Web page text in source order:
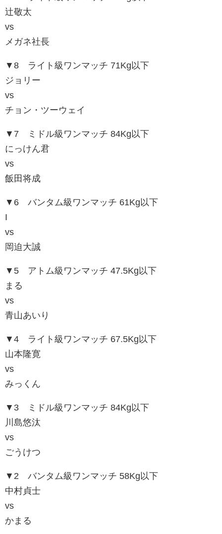
辻敬太
vs
メガネ社長
▼8 ライト級ワンマッチ 71Kg以下
ジョリー
vs
チョン・ツーウェイ
▼7 ミドル級ワンマッチ 84Kg以下
にっけん君
vs
飯田将成
▼6 バンタム級ワンマッチ 61Kg以下
I
vs
岡迫大誠
▼5 アトム級ワンマッチ 47.5Kg以下
まる
vs
青山あいり
▼4 ライト級ワンマッチ 67.5Kg以下
山本隆寛
vs
みっくん
▼3 ミドル級ワンマッチ 84Kg以下
川島悠汰
vs
ごうけつ
▼2 バンタム級ワンマッチ 58Kg以下
中村貞士
vs
かまる